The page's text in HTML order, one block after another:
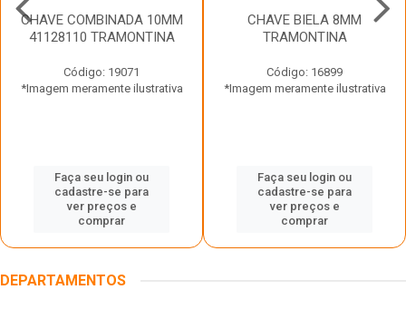
CHAVE COMBINADA 10MM
41128110 TRAMONTINA
Código: 19071
*Imagem meramente ilustrativa
Faça seu login ou
cadastre-se para
ver preços e
comprar
CHAVE BIELA 8MM
TRAMONTINA
Código: 16899
*Imagem meramente ilustrativa
Faça seu login ou
cadastre-se para
ver preços e
comprar
DEPARTAMENTOS